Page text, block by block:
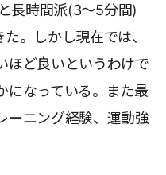
長時間派(3〜5分間)
。しかし現在では、
ほど良いというわけで
になっている。また最
ーニング経験、運動強